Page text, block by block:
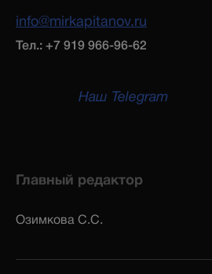
info@mirkapitanov.ru
Тел.: +7 919 966-96-62
Наш Telegram
Главный редактор
Озимкова С.С.